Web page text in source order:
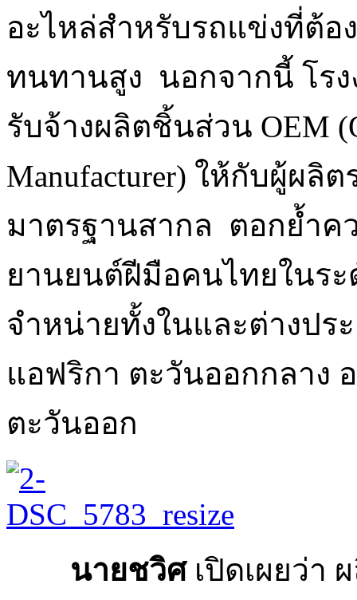
อะไหล่สำหรับรถแข่งที่ต้
ทนทานสูง นอกจากนี้ โร
รับจ้างผลิตชิ้นส่วน OEM
Manufacturer) ให้กับผู้ผ
มาตรฐานสากล ตอกย้ำค
ยานยนต์ฝีมือคนไทยในร
จำหน่ายทั้งในและต่างปร
แอฟริกา ตะวันออกกลาง
ตะวันออก
นายชวิศเปิดเผยว่า